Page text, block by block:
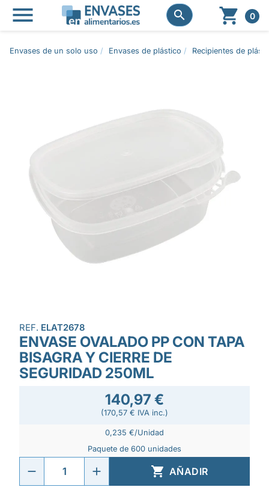
 
  0
Envases de un solo uso Envases de plástico Recipientes de
REF. ELAT2678
ENVASE OVALADO PP CON TAPA
BISAGRA Y CIERRE DE
SEGURIDAD 250ML
140,97 €
(170,57 € IVA inc.)
0,235 €/Unidad
Paquete de 600 unidades
 AÑADIR